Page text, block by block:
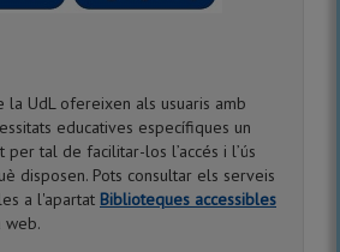
la UdL ofereixen als usuaris amb
educatives específiques un
tal de facilitar-los l’accés i l’ús
disposen. Pots consultar els serveis
a l'apartat Biblioteques accessibles
web.